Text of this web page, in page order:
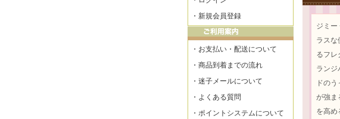
ジミー
ラスな
るフレ
ランジ
ドの
が強ま
を高め
・ 新規会員登録
・ お支払い・配送について
・ 商品到着までの流れ
・ 迷子メールについて
・ よくある質問
・ ポイントシステムについて